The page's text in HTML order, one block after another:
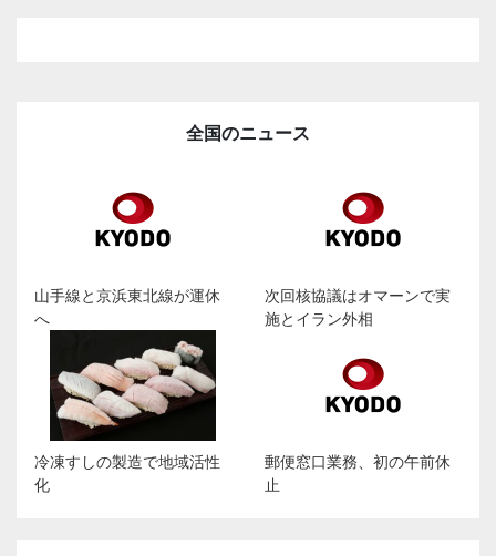
全国のニュース
山手線と京浜東北線が運休
へ
次回核協議はオマーンで実
施とイラン外相
冷凍すしの製造で地域活性
化
郵便窓口業務、初の午前休
止